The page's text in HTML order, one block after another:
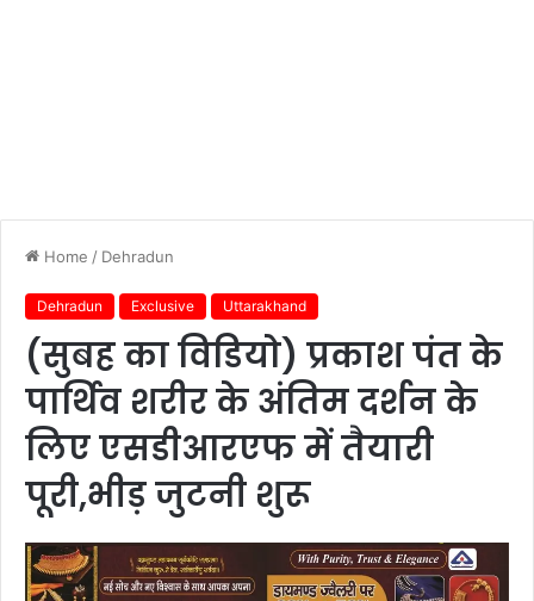
Home / Dehradun
Dehradun Exclusive Uttarakhand
(सुबह का विडियो) प्रकाश पंत के
पार्थिव शरीर के अंतिम दर्शन के
लिए एसडीआरएफ में तैयारी
पूरी,भीड़ जुटनी शुरू